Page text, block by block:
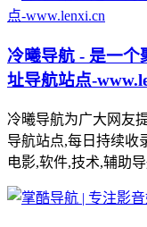
冷曦导航 - 是一个
址导航站点-
冷曦导航为广大网友
导航站点,每日持续收
电影,软件,技术,辅助